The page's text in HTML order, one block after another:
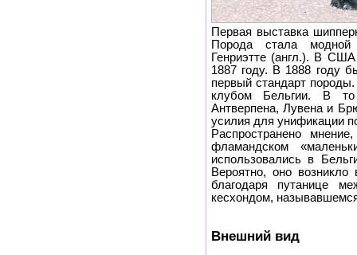
Первая выставка
Порода стала модной
Генриэтте (англ.). В
1887 году. В 1888 году
первый стандарт
клубом Бельгии. В
Антверпена, Лувена и
усилия для унификации
Распространено
фламандском
использовались в
Вероятно, оно
благодаря путанице
кесхондом,
Внешний вид